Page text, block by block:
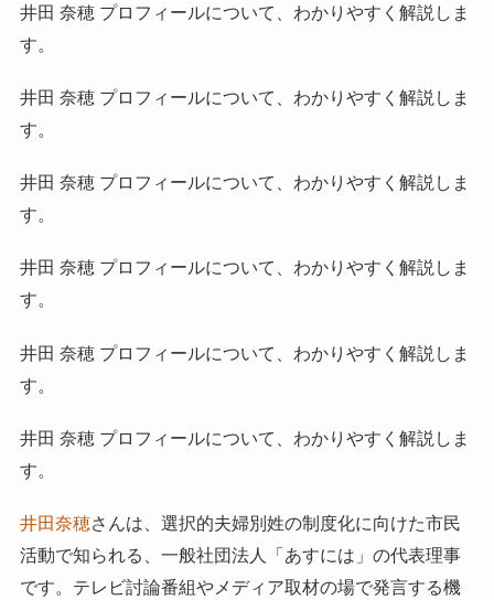
井田 奈穂 プロフィールについて、わかりやすく解説しま
す。
井田 奈穂 プロフィールについて、わかりやすく解説しま
す。
井田 奈穂 プロフィールについて、わかりやすく解説しま
す。
井田 奈穂 プロフィールについて、わかりやすく解説しま
す。
井田 奈穂 プロフィールについて、わかりやすく解説しま
す。
井田 奈穂 プロフィールについて、わかりやすく解説しま
す。
井田奈穂さんは、選択的夫婦別姓の制度化に向けた市民
活動で知られる、一般社団法人「あすには」の代表理事
です。テレビ討論番組やメディア取材の場で発言する機